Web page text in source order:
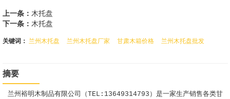
上一条： 木托盘
下一条： 木托盘
关键词： 兰州木托盘 兰州木托盘厂家 甘肃木箱价格 兰州木托盘批发
摘要
兰州裕明木制品有限公司（TEL:13649314793）是一家生产销售各类甘